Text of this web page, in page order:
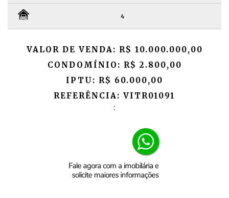
4
VALOR DE VENDA: R$ 10.000.000,00
CONDOMÍNIO: R$ 2.800,00
IPTU: R$ 60.000,00
REFERÊNCIA: VITR01091
: